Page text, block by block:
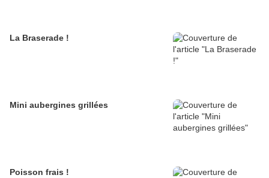
La Braserade !
Mini aubergines grillées
Poisson frais !